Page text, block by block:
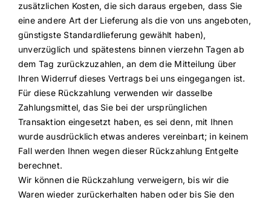
zusätzlichen Kosten, die sich daraus ergeben, dass Sie
eine andere Art der Lieferung als die von uns angeboten,
günstigste Standardlieferung gewählt haben),
unverzüglich und spätestens binnen vierzehn Tagen ab
dem Tag zurückzuzahlen, an dem die Mitteilung über
Ihren Widerruf dieses Vertrags bei uns eingegangen ist.
Für diese Rückzahlung verwenden wir dasselbe
Zahlungsmittel, das Sie bei der ursprünglichen
Transaktion eingesetzt haben, es sei denn, mit Ihnen
wurde ausdrücklich etwas anderes vereinbart; in keinem
Fall werden Ihnen wegen dieser Rückzahlung Entgelte
berechnet.
Wir können die Rückzahlung verweigern, bis wir die
Waren wieder zurückerhalten haben oder bis Sie den